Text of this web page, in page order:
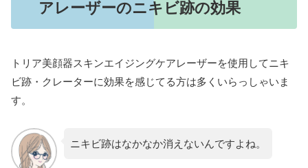
アレーザーのニキビ跡の効果
トリア美顔器スキンエイジングケアレーザーを使用してニキ
ビ跡・クレーターに効果を感じてる方は多くいらっしゃいま
す。
ニキビ跡はなかなか消えないんですよね。